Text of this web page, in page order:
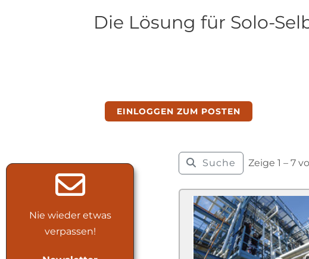
Die Lösung für Solo-
EINLOGGEN ZUM POSTEN
Nie wieder etwas
verpassen!
Suche Zeige 1 – 7